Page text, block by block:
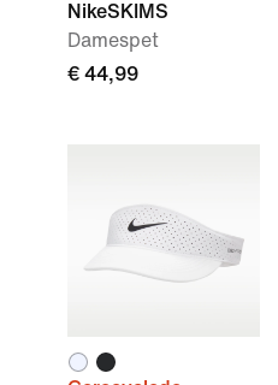
NikeSKIMS
Damespet
€ 44,99